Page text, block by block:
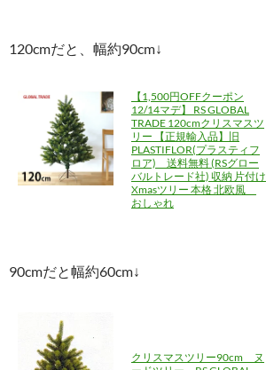
120cmだと、幅約90cm↓
【1,500円OFFクーポン
12/14マデ】 RS GLOBAL
TRADE 120cmクリスマスツ
リー 【正規輸入品】旧
PLASTIFLOR(プラスティフ
ロア) 送料無料 (RSグロー
バルトレード社) 収納 片付け
Xmasツリー 本格 北欧風
おしゃれ
90cmだと幅約60cm↓
クリスマスツリー90cm ヌ